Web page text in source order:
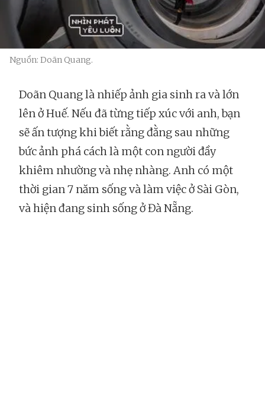
Nguồn: Doãn Quang.
Doãn Quang là nhiếp ảnh gia sinh ra và lớn
lên ở Huế. Nếu đã từng tiếp xúc với anh, bạn
sẽ ấn tượng khi biết rằng đằng sau những
bức ảnh phá cách là một con người đầy
khiêm nhường và nhẹ nhàng. Anh có một
thời gian 7 năm sống và làm việc ở Sài Gòn,
và hiện đang sinh sống ở Đà Nẵng.